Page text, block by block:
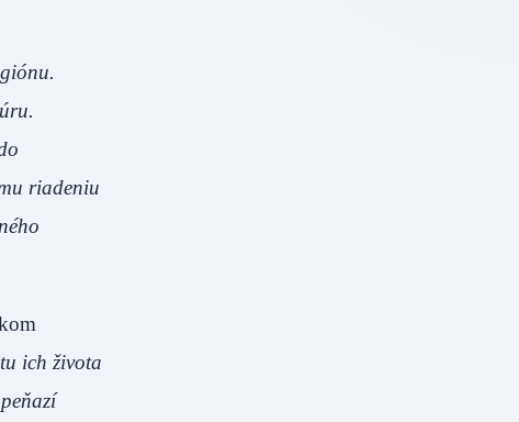
riadeniu
ich života